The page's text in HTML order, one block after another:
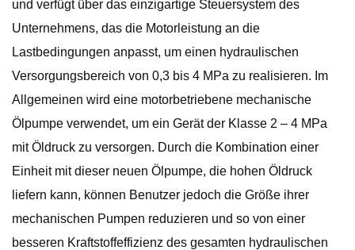
und verfügt über das einzigartige Steuersystem des
Unternehmens, das die Motorleistung an die
Lastbedingungen anpasst, um einen hydraulischen
Versorgungsbereich von 0,3 bis 4 MPa zu realisieren. Im
Allgemeinen wird eine motorbetriebene mechanische
Ölpumpe verwendet, um ein Gerät der Klasse 2 – 4 MPa
mit Öldruck zu versorgen. Durch die Kombination einer
Einheit mit dieser neuen Ölpumpe, die hohen Öldruck
liefern kann, können Benutzer jedoch die Größe ihrer
mechanischen Pumpen reduzieren und so von einer
besseren Kraftstoffeffizienz des gesamten hydraulischen